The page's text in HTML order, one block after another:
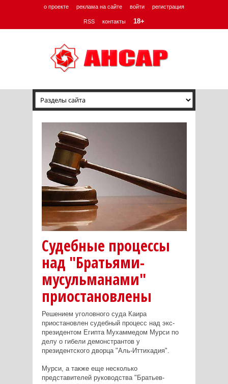
о проекте реклама на сайте войти регистрация
RSS контакты 18+
Судебные процессы
над "Братьями-
мусульманами"
приостановлены
Решением уголовного суда Каира
приостановлен судебный процесс над экс-
президентом Египта Мухаммедом Мурси по
делу о гибели демонстрантов у
президентского дворца "Аль-Иттихадия".
Мурси, а также еще несколько
представителей руководства "Братьев-